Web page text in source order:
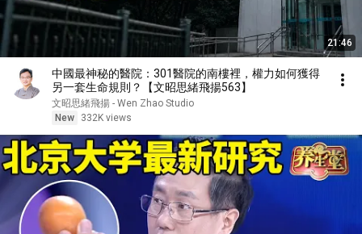
21:46
中國最神秘的醫院：301醫院的南樓裡，權力如何獲得
另一套生命規則？【文昭思緒飛揚563】
文昭思緒飛揚 - Wen Zhao Studio
New
332K views